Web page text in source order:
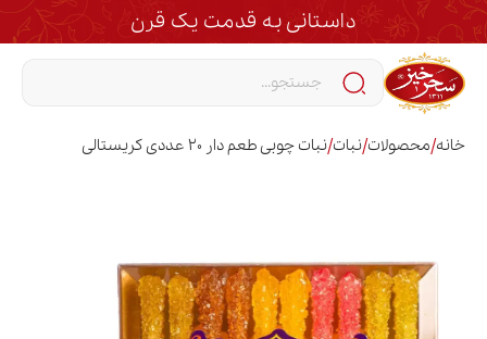
داستانی به قدمت یک قرن
خانه/محصولات/نبات/نبات چوبی طعم دار 20 عددی کریستالی